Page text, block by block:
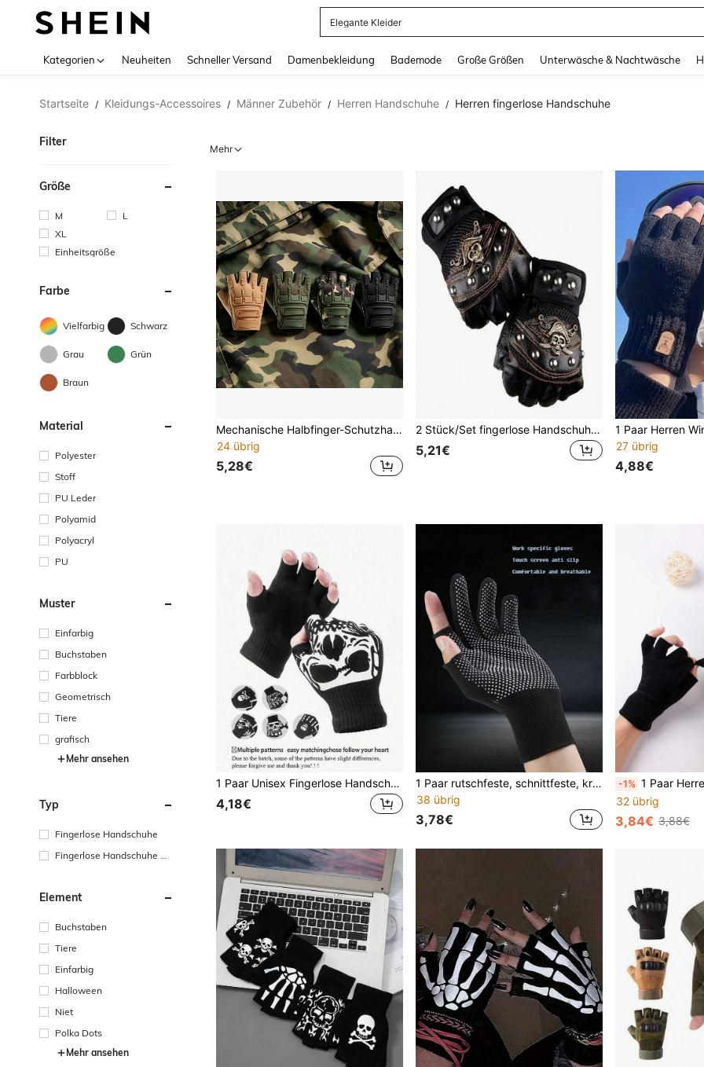
Sommerkleid Damen
Kategorien Neuheiten Schneller Versand Damenbekleidung Bademode Große Größen Unterwäsche & Nachtwäsche
Startseite / Kleidungs-Accessoires / Männer Zubehör / Herren Handschuhe / Herren fingerlose Handschuhe
Filter
Größe
M
L
XL
Einheitsgröße
Farbe
Vielfarbig Schwarz
Grau Grün
Braun
Material
Polyester
Stoff
PU Leder
Polyamid
Polyacryl
PU
Muster
Einfarbig
Buchstaben
Farbblock
Geometrisch
Tiere
grafisch
Mehr ansehen
Typ
Fingerlose Handschuhe
Fingerlose Handschuhe mit
Element
Buchstaben
Tiere
Einfarbig
Halloween
Niet
Polka Dots
Mehr ansehen
Mehr
Mechanische Halbfinger-Schutzhandschuhe für Sport, rutschfeste atmungsaktive taktische Handschuhe, stoßabsorbierende Trainings-Fahrrad-Outdoor-Funktionshandschuhe
24 übrig
5,28€
2 Stück/Set fingerlose Handschuhe, unisex Punk-Stil Halbfinger Lederhandschuhe, geeignet für Radfahren, Fitness, Sport, Taktik, Wandern und andere Outdoor-Aktivitäten, rutschfeste atmungsaktive Mesh-Handschuhe
5,21€
27 übrig
4,88€
1 Paar Unisex Fingerlose Handschuhe mit Skelett-Handflächendruck, geeignet für Halloween-Kostüme und den täglichen Gebrauch, winterliche Wärme
4,18€
1 Paar rutschfeste, schnittfeste, kratzfeste, UV-beständige, strapazierfähige fingerlose Arbeitshandschuhe
38 übrig
3,78€
-1% 1 Paar Herren einfarbige fingerlose gestrickte
32 übrig
3,84€ 3,88€